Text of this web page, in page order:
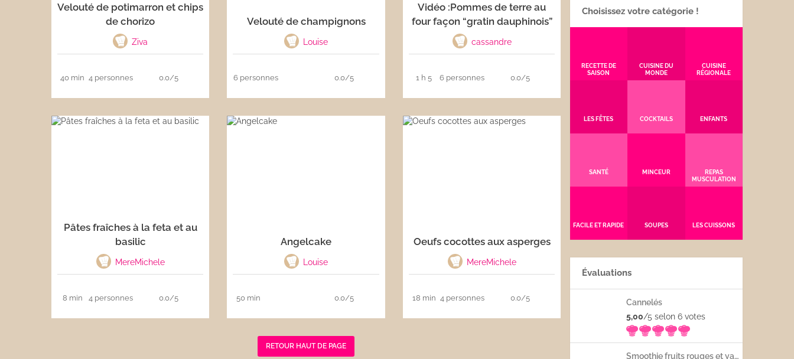
Velouté de potimarron et chips
de chorizo
Ziva
40 min 4 personnes 0.0/5
Velouté de champignons
Louise
6 personnes 0.0/5
Vidéo :Pommes de terre au
four façon “gratin dauphinois”
cassandre
1 h 5 6 personnes 0.0/5
Pâtes fraîches à la feta et au
basilic
MereMichele
8 min 4 personnes 0.0/5
Angelcake
Louise
50 min 0.0/5
Oeufs cocottes aux asperges
MereMichele
18 min 4 personnes 0.0/5
RETOUR HAUT DE PAGE
Choisissez votre catégorie !
RECETTE DE
SAISON
CUISINE DU
MONDE
CUISINE
RÉGIONALE
LES FÊTES COCKTAILS ENFANTS
SANTÉ MINCEUR
REPAS
MUSCULATION
FACILE ET RAPIDE SOUPES LES CUISSONS
Évaluations
Cannelés
5,00/5 selon 6 votes
Smoothie fruits rouges et yaourt